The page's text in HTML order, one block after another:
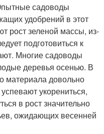
садоводы
удобрений в этот
рост зеленой массы, из-
подготовиться к
Многие садоводы
деревья осенью. В
материала довольно
укорениться,
в рост значительно
ожидающих весенней